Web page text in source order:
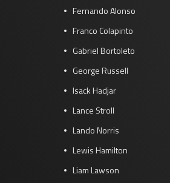
Fernando Alonso
Franco Colapinto
Gabriel Bortoleto
George Russell
Isack Hadjar
Lance Stroll
Lando Norris
Lewis Hamilton
Liam Lawson